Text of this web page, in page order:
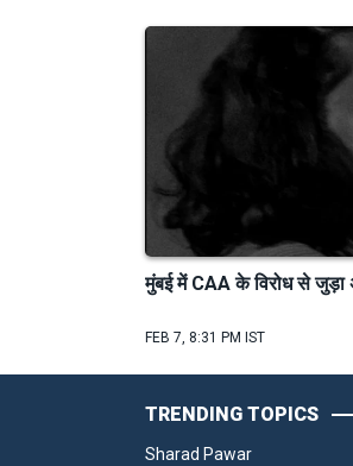
मुंबई में CAA के विरोध से जुड़ा
FEB 7, 8:31 PM IST
TRENDING TOPICS
Sharad Pawar